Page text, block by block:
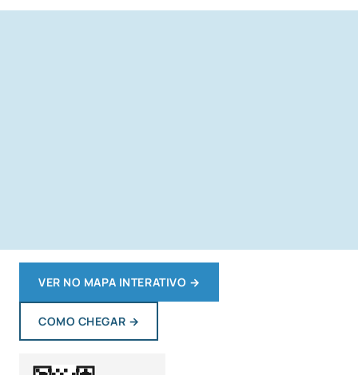
VER NO MAPA INTERATIVO →
COMO CHEGAR →